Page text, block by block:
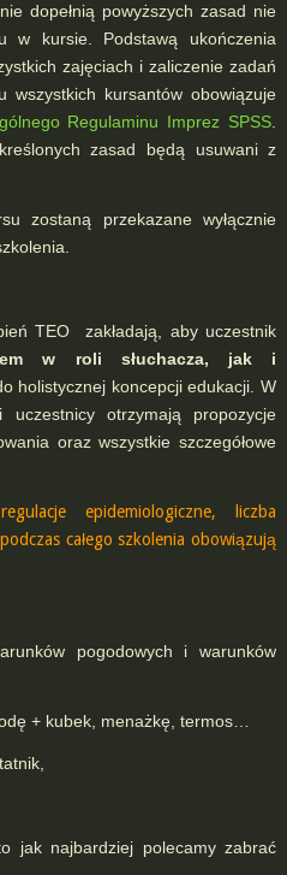
dopełnią powyższych zasad nie
w kursie. Podstawą ukończenia
zajęciach i zaliczenie zadań
wszystkich kursantów obowiązuje
Regulaminu Imprez SPSS
zasad będą usuwani z
zostaną przekazane wyłącznie
TEO zakładają, aby uczestnik
w roli słuchacza, jak i
holistycznej koncepcji edukacji. W
otrzymają propozycje
oraz wszystkie szczegółowe
epidemiologiczne, liczba
całego szkolenia obowiązują
pogodowych i warunków
+ kubek, menażkę, termos…
jak najbardziej polecamy zabrać